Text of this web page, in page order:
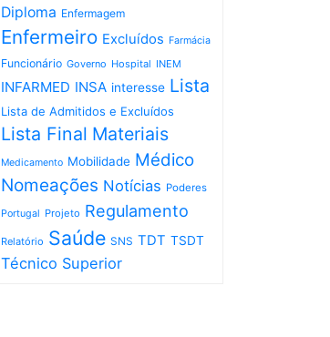
Diploma Enfermagem
Enfermeiro Excluídos Farmácia
Funcionário Governo Hospital INEM
INFARMED INSA interesse Lista
Lista de Admitidos e Excluídos
Lista Final Materiais
Medicamento Mobilidade Médico
Nomeações Notícias Poderes
Portugal Projeto Regulamento
Relatório Saúde SNS TDT TSDT
Técnico Superior